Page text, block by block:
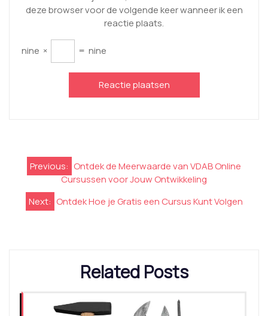
deze browser voor de volgende keer wanneer ik een
reactie plaats.
nine × = nine
Berichtnavigatie
Previous: Ontdek de Meerwaarde van VDAB Online
Cursussen voor Jouw Ontwikkeling
Next: Ontdek Hoe je Gratis een Cursus Kunt Volgen
Related Posts